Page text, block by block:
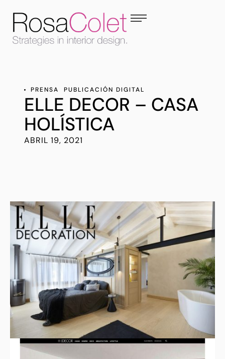
PRENSA PUBLICACIÓN DIGITAL
ELLE DECOR – CASA
HOLÍSTICA
ABRIL 19, 2021